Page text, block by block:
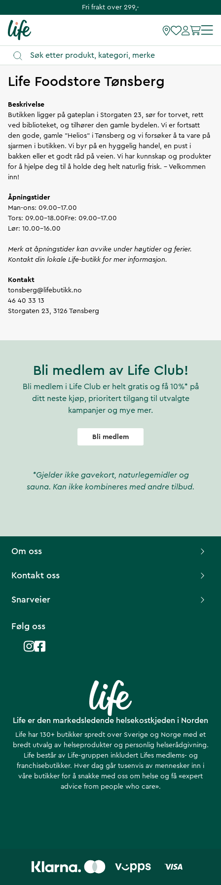
Fri frakt over 299,-
Life Foodstore Tønsberg
Beskrivelse
Butikken ligger på gateplan i Storgaten 23, sør for torvet, rett
ved biblioteket, og tilhører den gamle bydelen. Vi er fortsatt
den gode, gamle "Helios" i Tønsberg og vi forsøker å ta vare på
sjarmen i butikken. Vi byr på en hyggelig handel, en pust i
bakken eller et godt råd på veien. Vi har kunnskap og produkter
for å hjelpe deg til å holde deg helt naturlig frisk. - Velkommen
inn!
Åpningstider
Man-ons: 09.00-17.00
Tors: 09.00-18.00Fre: 09.00-17.00
Lør: 10.00-16.00
Merk at åpningstider kan avvike under høytider og ferier.
Kontakt din lokale Life-butikk for mer informasjon.
Kontakt
tonsberg@lifebutikk.no
46 40 33 13
Storgaten 23, 3126 Tønsberg
Bli medlem av Life Club!
Bli medlem i Life Club er helt gratis og få 10%* på
ditt neste kjøp, prioritert tilgang til utvalgte
kampanjer og mye mer.
Bli medlem
*Gjelder ikke gavekort, naturlegemidler og
sauna. Kan ikke kombineres med andre tilbud.
Life er den markedsledende helsekostkjeden i Norden
Life har 130+ butikker spredt over Sverige og Norge med et
bredt utvalg av helseprodukter og personlig helserådgivning.
Life består av Life-gruppen inkludert Lifes medlems- og
franchisebutikker. Hver dag går tusenvis av mennesker inn i
våre butikker for å snakke med oss om helse ​​og få «expert
advice from people who care».
Om oss
Kontakt oss
Snarveier
Følg oss